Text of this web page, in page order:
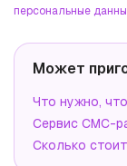
персональные
Может
Что нужно,
Сервис СМС-
Сколько